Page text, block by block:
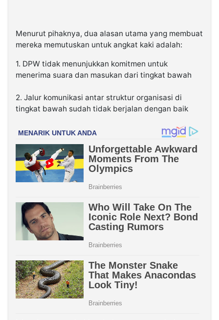
Menurut pihaknya, dua alasan utama yang membuat
mereka memutuskan untuk angkat kaki adalah:
1. DPW tidak menunjukkan komitmen untuk
menerima suara dan masukan dari tingkat bawah
2. Jalur komunikasi antar struktur organisasi di
tingkat bawah sudah tidak berjalan dengan baik